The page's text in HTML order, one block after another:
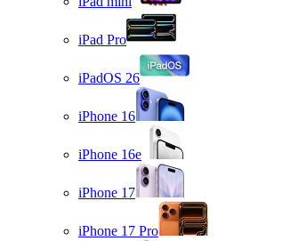
iPad Pro
iPadOS 26
iPhone 16
iPhone 16e
iPhone 17
iPhone 17 Pro